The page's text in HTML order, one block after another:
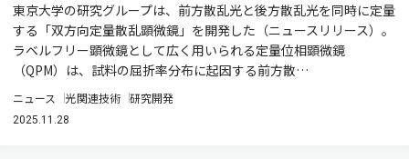
東京大学の研究グループは、前方散乱光と後方散乱光を同時に定量
する「双方向定量散乱顕微鏡」を開発した（ニュースリリース）。
ラベルフリー顕微鏡として広く用いられる定量位相顕微鏡
（QPM）は、試料の屈折率分布に起因する前方散…
ニュース 光関連技術 研究開発
2025.11.28